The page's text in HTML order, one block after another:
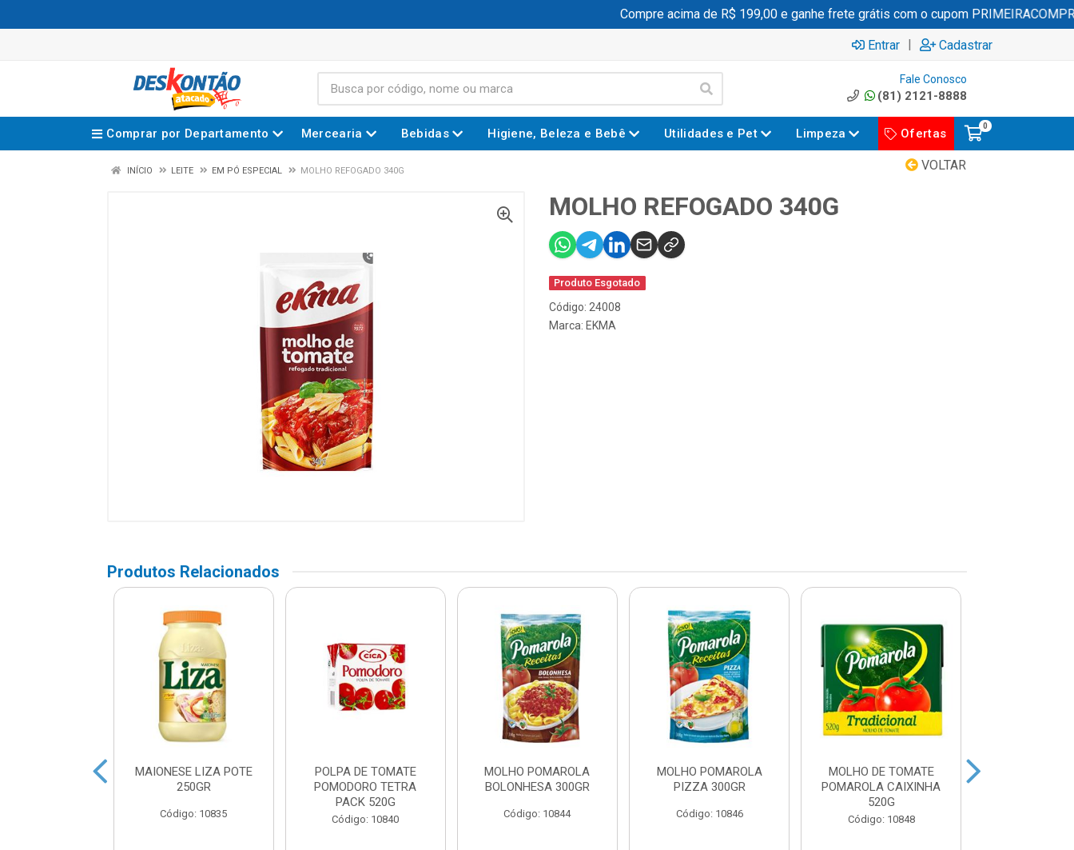
Compre acima de R$ 199,00 e ganhe frete grátis com o cupom PRIMEIRACOMPRA
Entrar | Cadastrar
Fale Conosco
(81) 2121-8888
Comprar por Departamento Mercearia Bebidas Higiene, Beleza e Bebê Utilidades e Pet Limpeza Ofertas
0
VOLTAR
INÍCIO LEITE EM PÓ ESPECIAL MOLHO REFOGADO 340G
MOLHO REFOGADO 340G
Produto Esgotado
Código: 24008
Marca: EKMA
Produtos Relacionados
MAIONESE LIZA POTE
250GR
Código: 10835
POLPA DE TOMATE
POMODORO TETRA
PACK 520G
Código: 10840
MOLHO POMAROLA
BOLONHESA 300GR
Código: 10844
MOLHO POMAROLA
PIZZA 300GR
Código: 10846
MOLHO DE TOMATE
POMAROLA CAIXINHA
520G
Código: 10848